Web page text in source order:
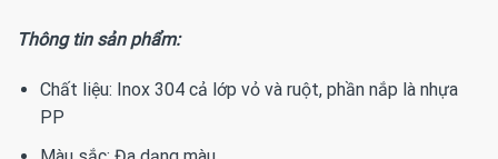
Thông tin sản phẩm:
Chất liệu: Inox 304 cả lớp vỏ và ruột, phần nắp là nhựa
PP